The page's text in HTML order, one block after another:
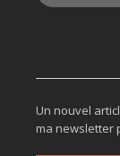
Un nouvel
ma newsletter